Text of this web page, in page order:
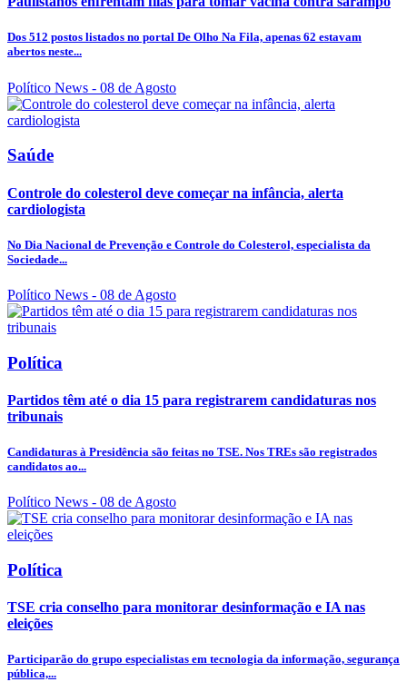
Dos 512 postos listados no portal De Olho Na Fila, apenas 62 estavam
abertos neste...
Político News - 08 de Agosto
Saúde
Controle do colesterol deve começar na infância, alerta
cardiologista
No Dia Nacional de Prevenção e Controle do Colesterol, especialista da
Sociedade...
Político News - 08 de Agosto
Política
Partidos têm até o dia 15 para registrarem candidaturas nos
tribunais
Candidaturas à Presidência são feitas no TSE. Nos TREs são registrados
candidatos ao...
Político News - 08 de Agosto
Política
TSE cria conselho para monitorar desinformação e IA nas
eleições
Participarão do grupo especialistas em tecnologia da informação, segurança
pública,...